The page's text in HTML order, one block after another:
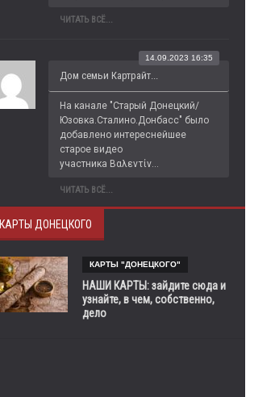
ЧИТАТЬ ВСЁ...
Дом семьи Картрайт...
14.09.2023 16:35
На канале "Старый Донецкий/
Юзовка.Сталино.Донбасс" было
добавлено интереснейшее
старое видео
участника Βαλεντίν...
ЧИТАТЬ ВСЁ...
КАРТЫ ДОНЕЦКОГО
КАРТЫ "ДОНЕЦКОГО"
НАШИ КАРТЫ: зайдите сюда и
узнайте, в чем, собственно,
дело